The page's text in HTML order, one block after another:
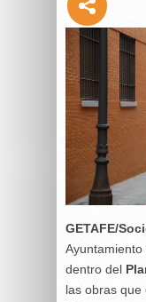
GETAFE/
dentro del
las obras que